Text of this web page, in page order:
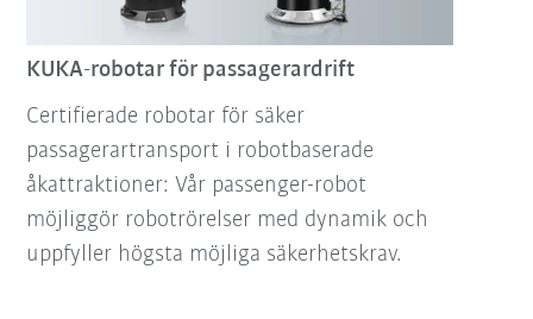
KUKA-robotar för passagerardrift
Certifierade robotar för säker
passagerartransport i robotbaserade
åkattraktioner: Vår passenger-robot
möjliggör robotrörelser med dynamik och
uppfyller högsta möjliga säkerhetskrav.